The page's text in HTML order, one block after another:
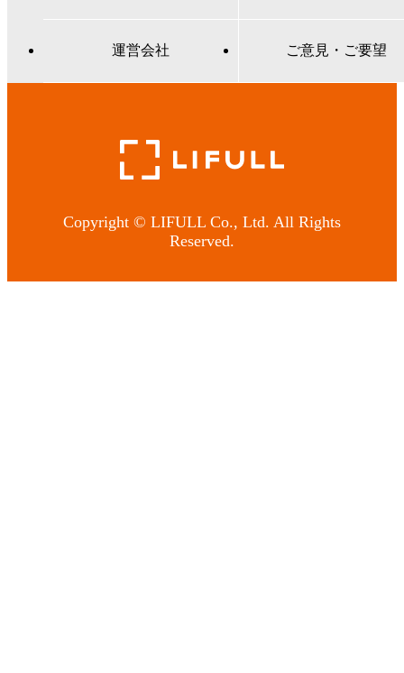
運営会社 ご意見・ご要望
Copyright © LIFULL Co., Ltd. All Rights
Reserved.